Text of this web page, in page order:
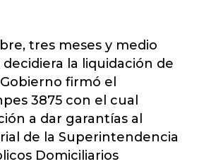
tres meses y medio
la liquidación de
firmó el
3875 con el cual
a dar garantías al
de la Superintendencia
Domiciliarios